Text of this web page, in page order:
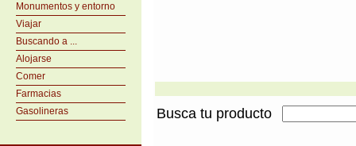
Monumentos y entorno
Viajar
Buscando a ...
Alojarse
Comer
Farmacias
Gasolineras
Busca tu producto